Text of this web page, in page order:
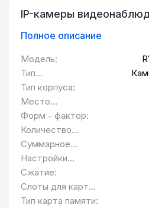
IP-камеры
Полное описание
Модель:
Тип
оборудования:
Тип корпуса:
Место
установки:
Форм - фактор:
Количество
камер, шт:
Суммарное
разрешение
камер, Мп:
Настройки
изображения:
Сжатие:
Слоты для карт
памяти:
Тип карта памяти: